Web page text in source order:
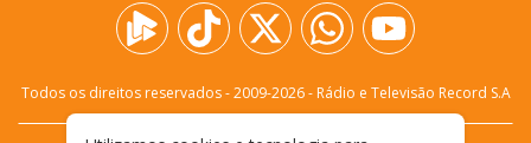
Todos os direitos reservados - 2009-2026- Rádio e Televisão Record S.A